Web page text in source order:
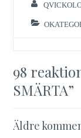
98
SMÄRTA”
Äldre